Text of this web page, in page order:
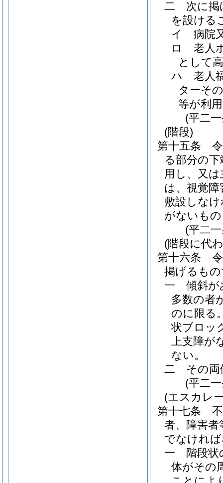
二
次に掲
を設ける
イ
病院
ロ
老人
として
ハ
老人
ターそ
等が利
(平二
(階段)
第十五条
る部分の
用し、又
は、視覚
敷設しな
がないも
(平二
(階段に代
第十六条
掲げるも
一
傾斜が
多数の者
のに限る
状ブロッ
上支障が
ない。
二
その
(平二
(エスカレ
第十七条
者、障害
でなけれ
一
階段
体がその